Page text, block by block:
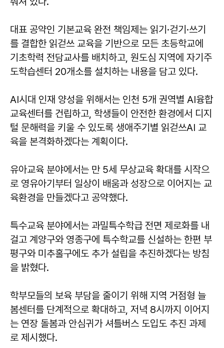
대표 공약인 기본교육 완전 책임제는 읽기·걷기·쓰기
를 결합한 읽걷쓰 교육을 기반으로 모든 초등학교에
기초학력 전담교사를 배치하고, 원도심 지역에 자기주
도학습센터 20개소를 설치하는 내용을 담고 있다.
AI시대 인재 양성을 위해서는 인천 5개 권역별 AI융합
교육센터를 건립하고, 학생들이 안전한 환경에서 디지
털 문해력을 키울 수 있도록 생애주기별 읽걷쓰AI 교
육을 본격화하겠다는 계획이다.
유아교육 분야에서는 만 5세 무상교육 확대를 시작으
로 영유아기부터 일상이 배움과 성장으로 이어지는 교
육환경을 만들겠다고 공약했다.
특수교육 분야에서는 과밀특수학급 전면 제로화를 내
걸고 계양구와 영종구에 특수학교를 신설하는 한편 부
평구와 미추홀구에도 추가 설립을 추진하겠다는 방침
을 밝혔다.
학부모들의 보육 부담을 줄이기 위해 지역 거점형 늘
봄센터를 단계적으로 확대하고, 저녁 8시까지 이어지
는 연장 돌봄과 안심귀가 셔틀버스 도입도 추진 과제
로 제시했다.